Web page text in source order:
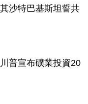
沙特巴基斯坦誓共
普宣布礦業投資20